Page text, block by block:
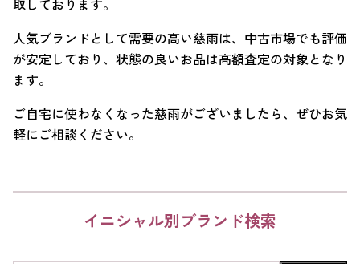
取しております。
人気ブランドとして需要の高い慈雨は、中古市場でも評価
が安定しており、状態の良いお品は高額査定の対象となり
ます。
ご自宅に使わなくなった慈雨がございましたら、ぜひお気
軽にご相談ください。
イニシャル別ブランド検索